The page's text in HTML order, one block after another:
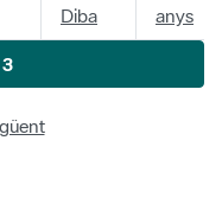
Diba
anys